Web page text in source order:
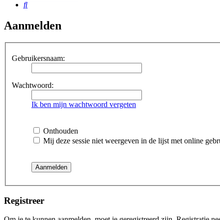
Zoek
Aanmelden
Gebruikersnaam:
Wachtwoord:
Ik ben mijn wachtwoord vergeten
Onthouden
Mij deze sessie niet weergeven in de lijst met online
Registreer